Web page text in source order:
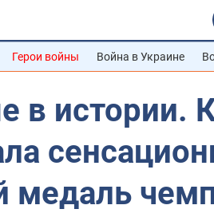
Герои войны Война в Украине
в истории.
медаль